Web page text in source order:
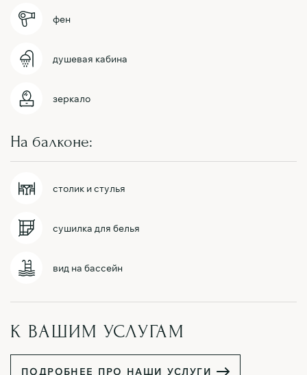
фен
душевая кабина
зеркало
На балконе:
столик и стулья
сушилка для белья
вид на бассейн
К ВАШИМ УСЛУГАМ
ПОДРОБН ЕЕ ПРО НАШИ УСЛУГИ